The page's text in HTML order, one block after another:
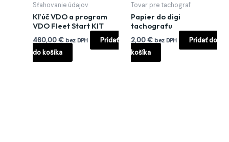
Sťahovanie údajov
Kľúč VDO a program
VDO Fleet Start KIT
460,00€ bez DPH
Pridať
do košíka
Tovar pre tachograf
Papier do digi
tachografu
2,00€ bez DPH
Pridať do
košíka